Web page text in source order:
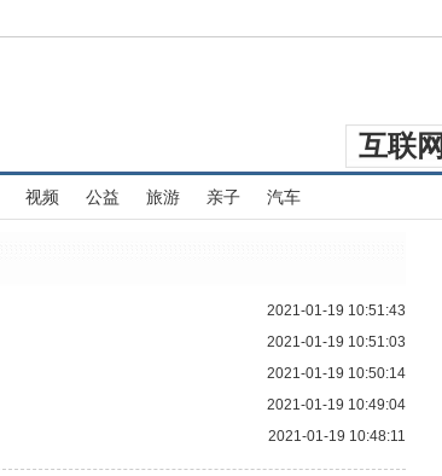
互联网
视频 公益 旅游 亲子 汽车
2021-01-19 10:51:43
2021-01-19 10:51:03
2021-01-19 10:50:14
2021-01-19 10:49:04
2021-01-19 10:48:11